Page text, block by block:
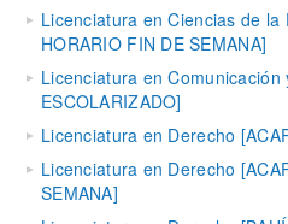
Licenciatura en Ciencias de la
HORARIO FIN DE SEMANA]
Licenciatura en Comunicación
ESCOLARIZADO]
Licenciatura en Derecho
Licenciatura en Derecho
SEMANA]